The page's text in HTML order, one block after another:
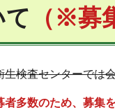
て （※募
生検査センターでは
多数のため、募集